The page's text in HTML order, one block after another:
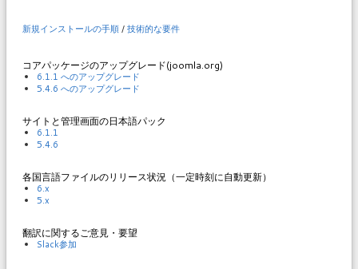
新規インストールの手順/技術的な要件
コアパッケージのアップグレード(joomla.org)
6.1.1 へのアップグレード
5.4.6 へのアップグレード
サイトと管理画面の日本語パック
6.1.1
5.4.6
各国言語ファイルのリリース状況（一定時刻に自動更新）
6.x
5.x
翻訳に関するご意見・要望
Slack参加